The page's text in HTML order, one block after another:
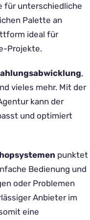
für unterschiedliche
Palette an
ideal für
Projekte.
,
vieles mehr. Mit der
kann der
und optimiert
punktet
Bedienung und
oder Problemen
Anbieter im
eine